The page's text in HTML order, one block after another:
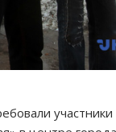
участники